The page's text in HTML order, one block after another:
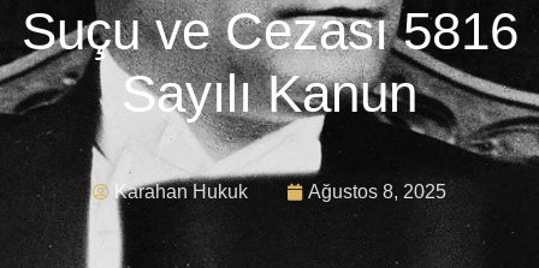
Suçu ve Cezası 5816
Sayılı Kanun
Karahan Hukuk Ağustos 8, 2025